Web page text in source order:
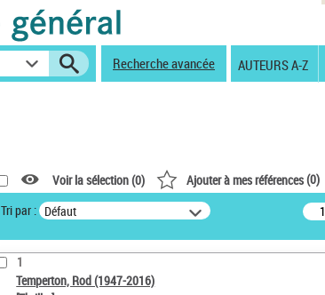
Recherche avancée AUTEURS A-Z
Voir la sélection (0) Ajouter à mes références(0)
Tri par : Défaut
1
Temperton, Rod (1947-2016)